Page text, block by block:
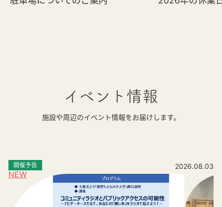
イベント情報
施設や周辺のイベント情報をお届けします。
NEW
開催予告 2026.08.03